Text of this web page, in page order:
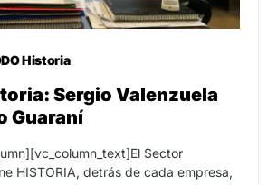
Historia
Sergio Valenzuela
Guaraní
Sector
HISTORIA, detrás de cada empresa,